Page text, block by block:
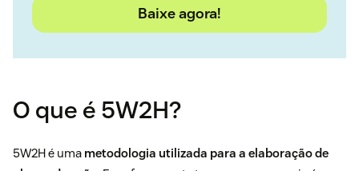
Baixe agora!
O que é 5W2H?
5W2H é uma metodologia utilizada para a elaboração de